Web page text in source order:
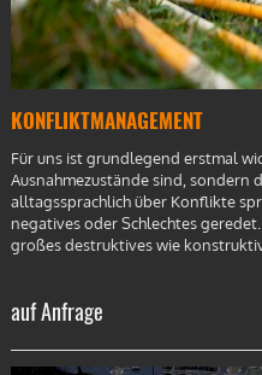
KONFLIKTMANAGEMENT
Für uns ist grundlegend erstmal
Ausnahmezustände sind,
alltagssprachlich über Konflikte
negatives oder Schlechtes
großes destruktives wie
auf Anfrage